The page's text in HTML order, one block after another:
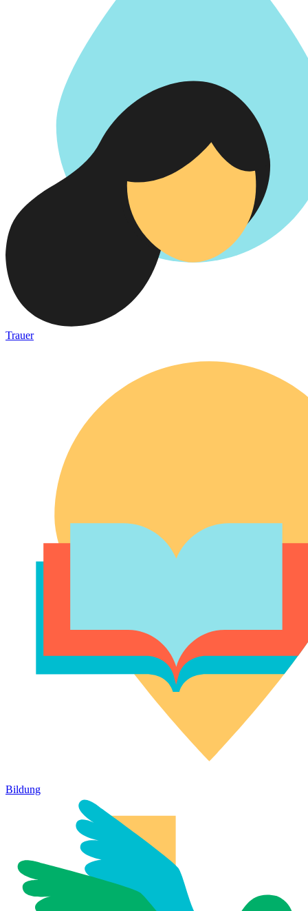
Trauer
Bildung